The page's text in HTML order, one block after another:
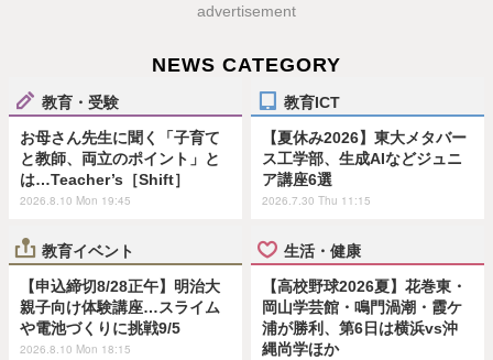
advertisement
NEWS CATEGORY
教育・受験
お母さん先生に聞く「子育て
と教師、両立のポイント」と
は…Teacher’s［Shift］
2026.8.10 Mon 19:45
教育ICT
【夏休み2026】東大メタバー
ス工学部、生成AIなどジュニ
ア講座6選
2026.7.30 Thu 11:15
教育イベント
【申込締切8/28正午】明治大
親子向け体験講座…スライム
や電池づくりに挑戦9/5
2026.8.10 Mon 18:15
生活・健康
【高校野球2026夏】花巻東・
岡山学芸館・鳴門渦潮・霞ケ
浦が勝利、第6日は横浜vs沖
縄尚学ほか